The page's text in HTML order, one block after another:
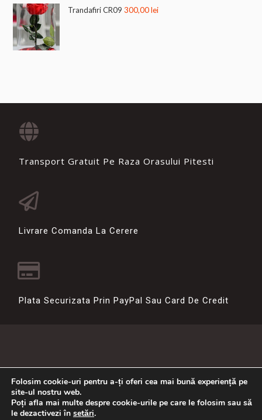
Trandafiri CR09 300,00lei
Transport Gratuit Pe Raza Orasului Pitesti
Livrare Comanda La Cerere
Plata Securizata Prin PayPal Sau Card De Credit
Folosim cookie-uri pentru a-ți oferi cea mai bună experiență pe
site-ul nostru web.
Poți afla mai multe despre cookie-urile pe care le folosim sau să
le dezactivezi în setări.